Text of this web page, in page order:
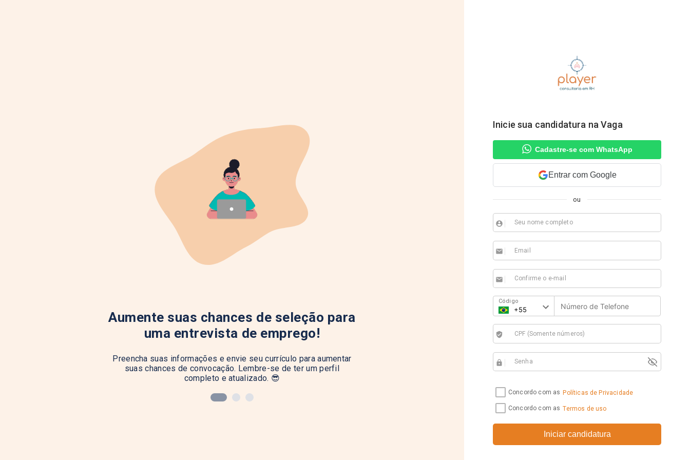
Aumente suas chances de seleção para
uma entrevista de emprego!
Preencha suas informações e envie seu currículo para aumentar
suas chances de convocação. Lembre-se de ter um perfil
completo e atualizado. 😎
Inicie sua candidatura na Vaga
Cadastre-se com WhatsApp
Entrar com Google
ou
Seu nome completo
account_circle
Email
email
Confirme o e-mail
email
Código
CPF (Somente números)
verified_user
Senha
https
Concordo com as Políticas de Privacidade
Concordo com as Termos de uso
Iniciar candidatura